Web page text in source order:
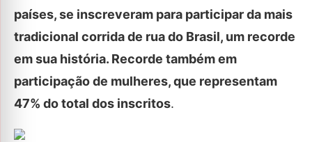
países, se inscreveram para participar da mais
tradicional corrida de rua do Brasil, um recorde
em sua história. Recorde também em
participação de mulheres, que representam
47% do total dos inscritos.